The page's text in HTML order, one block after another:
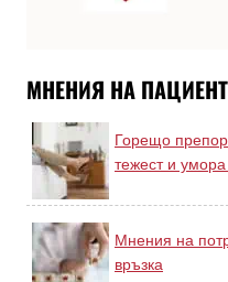
МНЕНИЯ НА
Горещо
тежест и умора
Мнения на
връзка